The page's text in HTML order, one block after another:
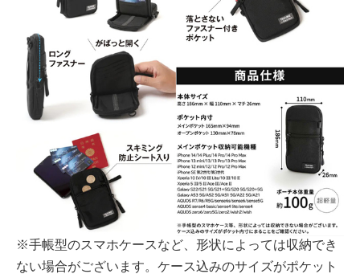
※手帳型のスマホケースなど、形状によっては収納でき
ない場合がございます。ケース込みのサイズがポケット